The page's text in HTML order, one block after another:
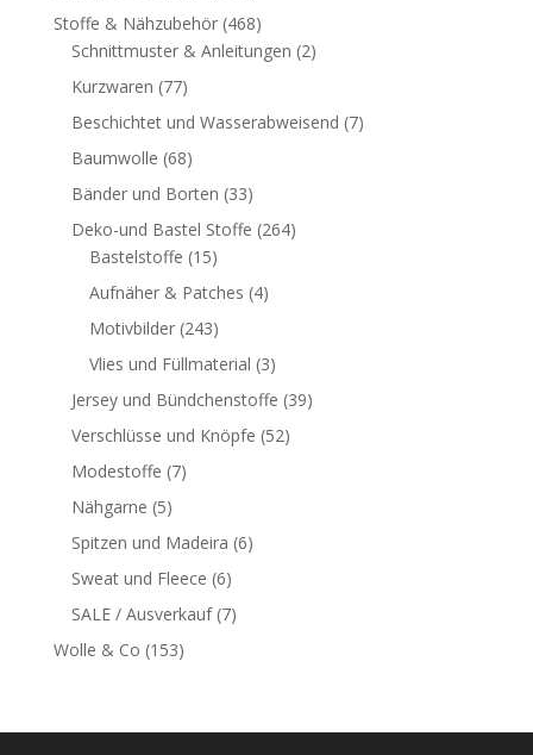
Stoffe & Nähzubehör (468)
Schnittmuster & Anleitungen (2)
Kurzwaren (77)
Beschichtet und Wasserabweisend (7)
Baumwolle (68)
Bänder und Borten (33)
Deko-und Bastel Stoffe (264)
Bastelstoffe (15)
Aufnäher & Patches (4)
Motivbilder (243)
Vlies und Füllmaterial (3)
Jersey und Bündchenstoffe (39)
Verschlüsse und Knöpfe (52)
Modestoffe (7)
Nähgarne (5)
Spitzen und Madeira (6)
Sweat und Fleece (6)
SALE / Ausverkauf (7)
Wolle & Co (153)